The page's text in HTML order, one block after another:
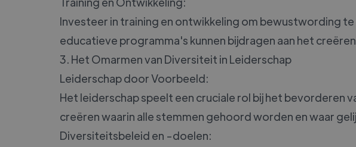
Investeer in training en ontwikkeling om bewustwording
educatieve programma's kunnen bijdragen aan het
3. Het Omarmen van Diversiteit in Leiderschap
Leiderschap door Voorbeeld:
Het leiderschap speelt een cruciale rol bij het bevorderen
creëren waarin alle stemmen gehoord worden en waar
Diversiteitsbeleid en -doelen: